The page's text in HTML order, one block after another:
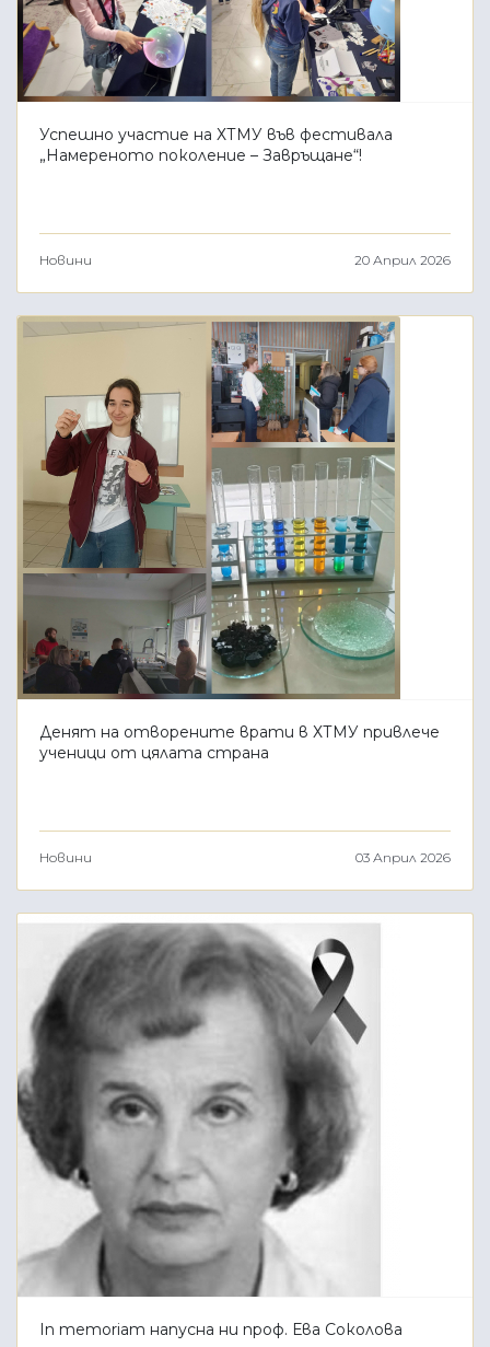
Успешно участие на ХТМУ във фестивала
„Намереното поколение – Завръщане“!
Новини 20 Април 2026
Денят на отворените врати в ХТМУ привлече
ученици от цялата страна
Новини 03 Април 2026
In memoriam напусна ни проф. Ева Соколова